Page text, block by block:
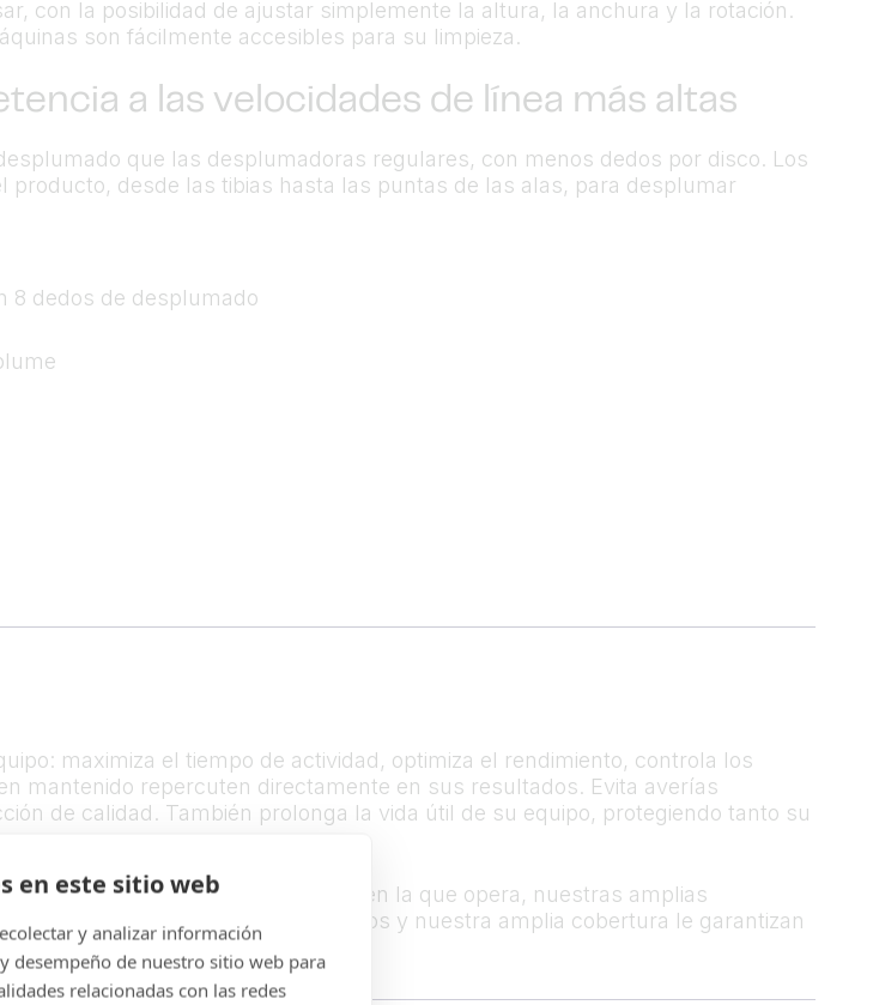
en este sitio web
y analizar información
desempeño de nuestro sitio web para
relacionadas con las redes
con la posibilidad de ajustar simplemente la altura, la anchura y la rotación.
son fácilmente accesibles para su limpieza.
a las velocidades de línea más altas
que las desplumadoras regulares, con menos dedos por disco. Los
desde las tibias hasta las puntas de las alas, para desplumar
8 dedos de desplumado
maximiza el tiempo de actividad, optimiza el rendimiento, controla los
mantenido repercuten directamente en sus resultados. Evita averías
de calidad. También prolonga la vida útil de su equipo, protegiendo tanto su
seguro.
que fabrica hasta la escala en la que opera, nuestras amplias
conocimientos especializados y nuestra amplia cobertura le garantizan